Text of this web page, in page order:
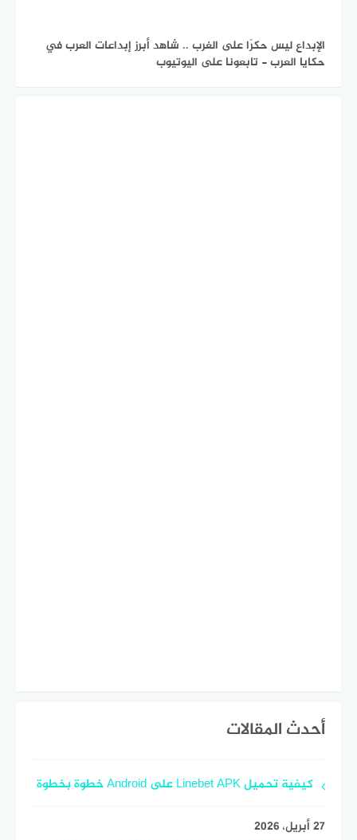
الإبداع ليس حكرًا على الغرب .. شاهد أبرز إبداعات العرب في
حكايا العرب - تابعونا على اليوتيوب
أحدث المقالات
كيفية تحميل Linebet APK على Android خطوة بخطوة
27 أبريل، 2026